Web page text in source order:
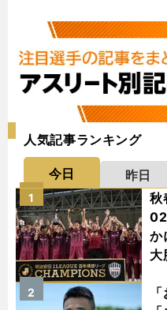
人気記事ランキング
今日 昨日
秋
か
大
1
2